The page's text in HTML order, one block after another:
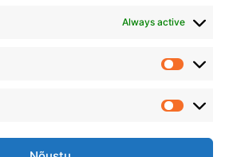
Always active